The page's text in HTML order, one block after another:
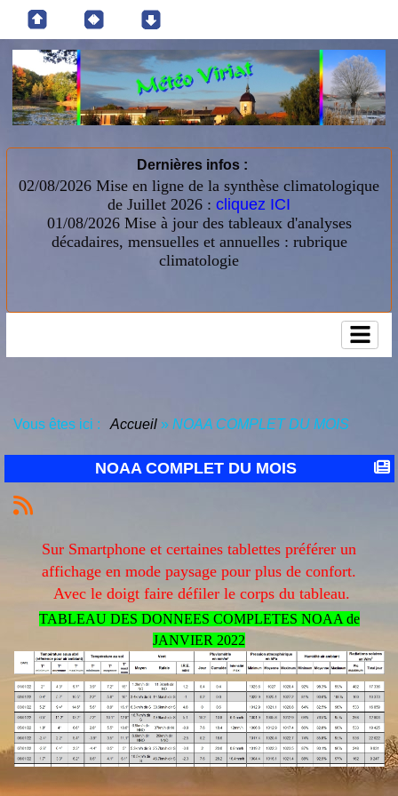
Dernières infos :
02/08/2026 Mise en ligne de la synthèse climatologique
de Juillet 2026 : cliquez ICI
01/08/2026 Mise à jour des tableaux d'analyses
décadaires, mensuelles et annuelles : rubrique
climatologie
Vous êtes ici : Accueil » NOAA COMPLET DU MOIS
NOAA COMPLET DU MOIS
Sur Smartphone et certaines tablettes préférer un
affichage en mode paysage pour plus de confort.
Avec le doigt faire défiler le corps du tableau.
TABLEAU DES DONNEES COMPLETES NOAA de
JANVIER 2022